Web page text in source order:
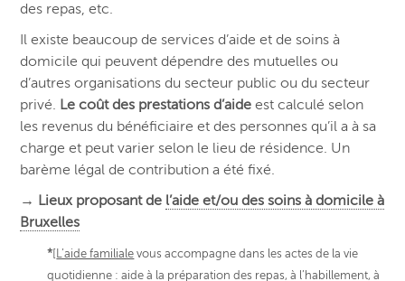
des repas, etc.
Il existe beaucoup de services d’aide et de soins à
domicile qui peuvent dépendre des mutuelles ou
d’autres organisations du secteur public ou du secteur
privé. Le coût des prestations d’aide est calculé selon
les revenus du bénéficiaire et des personnes qu’il a à sa
charge et peut varier selon le lieu de résidence. Un
barème légal de contribution a été fixé.
→ Lieux proposant de l’aide et/ou des soins à domicile à
Bruxelles
*[ L’aide familiale vous accompagne dans les actes de la vie
quotidienne : aide à la préparation des repas, à l’habillement, à